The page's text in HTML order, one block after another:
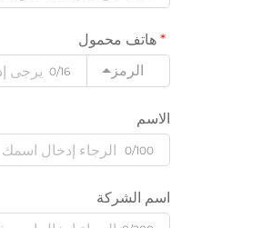
هاتف محمول
الرمز
0/16
الاسم
0/100
اسم الشركة